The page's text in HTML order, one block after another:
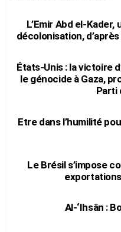
L’Emir Abd el-
décolonisation,
États-Unis : la victoire
le génocide à Gaza,
Parti
Etre dans l’humilité
Le Brésil s’impose
Al-‘Ihsân :